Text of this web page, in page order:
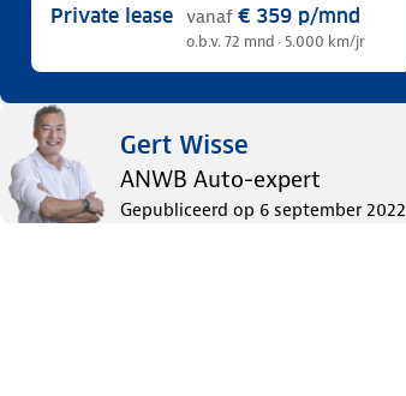
Private lease vanaf € 359 p/mnd
o.b.v. 72 mnd · 5.000 km/jr
Gert Wisse
ANWB Auto-expert
Gepubliceerd op 6 september 2022